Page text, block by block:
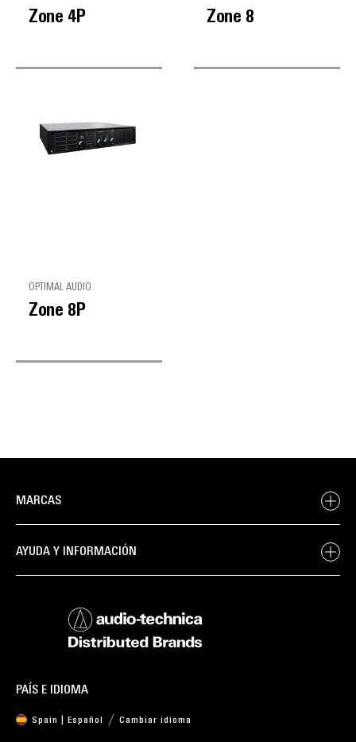
Zone 4P Zone 8
OPTIMAL AUDIO
Zone 8P
MARCAS
AYUDA Y INFORMACIÓN
PAÍS E IDIOMA
Spain | Español Cambiar idioma